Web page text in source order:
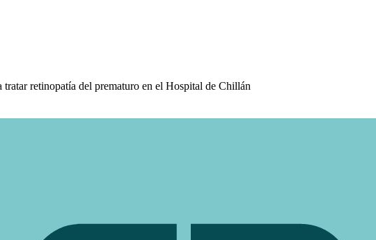
tratar retinopatía del prematuro en el Hospital de Chillán